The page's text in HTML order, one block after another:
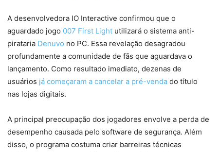
A desenvolvedora IO Interactive confirmou que o
aguardado jogo 007 First Light utilizará o sistema anti-
pirataria Denuvo no PC. Essa revelação desagradou
profundamente a comunidade de fãs que aguardava o
lançamento. Como resultado imediato, dezenas de
usuários já começaram a cancelar a pré-venda do título
nas lojas digitais.
A principal preocupação dos jogadores envolve a perda de
desempenho causada pelo software de segurança. Além
disso, o programa costuma criar barreiras técnicas